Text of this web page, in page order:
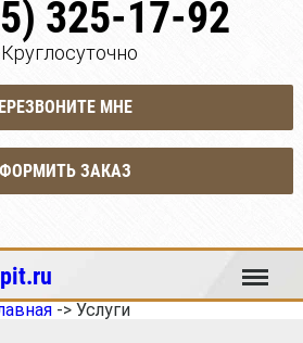
325-17-92
Круглосуточно
МНЕ
ЗАКАЗ
Меню
-> Услуги